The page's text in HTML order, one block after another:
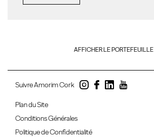
AFFICHER LE PORTEFEUILLE
Suivre Amorim Cork
Plan du Site
Conditions Générales
Politique de Confidentialité